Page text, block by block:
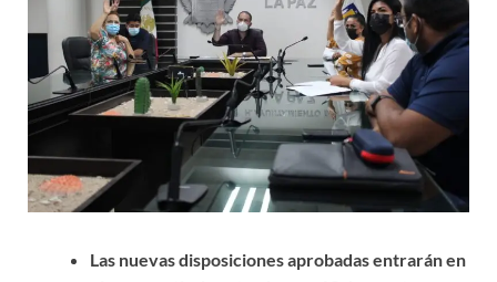
Las nuevas disposiciones aprobadas entrarán en